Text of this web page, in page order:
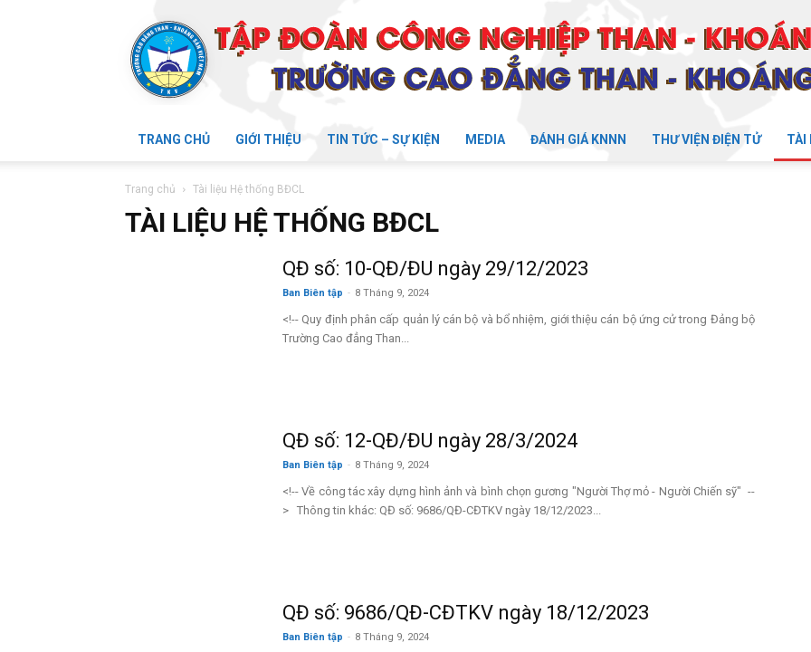
TRANG CHỦ GIỚI THIỆU TIN TỨC – SỰ KIỆN MEDIA ĐÁNH GIÁ KNNN THƯ VIỆN ĐIỆN TỬ TÀI
Trang chủ Tài liệu Hệ thống BĐCL
TÀI LIỆU HỆ THỐNG BĐCL
QĐ số: 10-QĐ/ĐU ngày 29/12/2023
Ban Biên tập - 8 Tháng 9, 2024
<!-- Quy định phân cấp quản lý cán bộ và bổ nhiệm, giới thiệu cán bộ ứng cử trong Đảng bộ
Trường Cao đẳng Than...
QĐ số: 12-QĐ/ĐU ngày 28/3/2024
Ban Biên tập - 8 Tháng 9, 2024
<!-- Về công tác xây dựng hình ảnh và bình chọn gương "Người Thợ mỏ - Người Chiến sỹ" --
> Thông tin khác: QĐ số: 9686/QĐ-CĐTKV ngày 18/12/2023...
QĐ số: 9686/QĐ-CĐTKV ngày 18/12/2023
Ban Biên tập - 8 Tháng 9, 2024